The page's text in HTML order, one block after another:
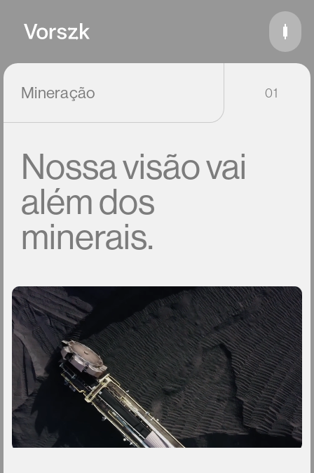
Mineração 01
Nossavisãovai
alémdos
minerais.